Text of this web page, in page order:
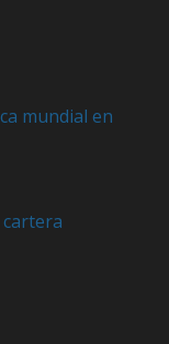
mundial en
cartera